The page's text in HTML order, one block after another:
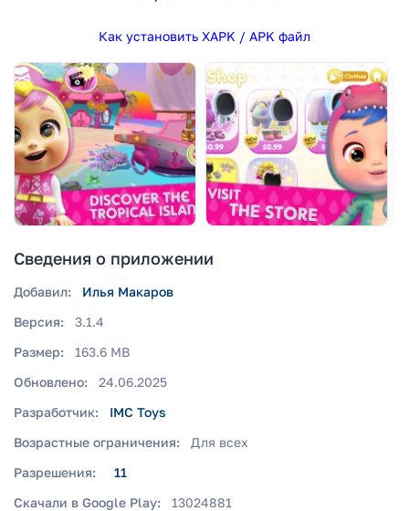
Как установить XAPK / APK файл
Сведения о приложении
Добавил:
Илья Макаров
Версия:
3.1.4
Размер:
163.6 MB
Обновлено:
24.06.2025
Разработчик:
IMC Toys
Возрастные ограничения:
Для всех
Разрешения:
11
Скачали в Google Play:
13024881